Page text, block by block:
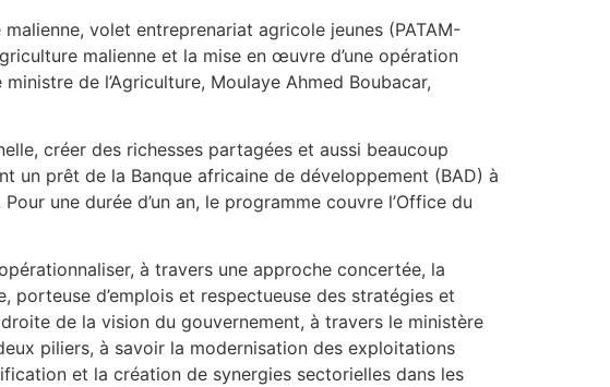
volet entreprenariat agricole jeunes (PATAM-
malienne et la mise en œuvre d’une opération
de l’Agriculture, Moulaye Ahmed Boubacar,
créer des richesses partagées et aussi beaucoup
un prêt de la Banque africaine de développement (BAD) à
une durée d’un an, le programme couvre l’Office du
à travers une approche concertée, la
d’emplois et respectueuse des stratégies et
de la vision du gouvernement, à travers le ministère
piliers, à savoir la modernisation des exploitations
et la création de synergies sectorielles dans les